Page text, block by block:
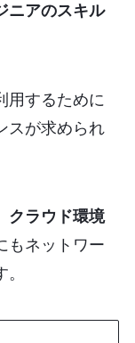
ニアのスキル
用するために
スが求められ
クラウド環境
もネットワー